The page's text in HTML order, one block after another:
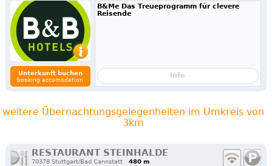
Unterkunft buchen
booking accomodation
B&Me Das Treueprogramm für clevere
Reisende
Info
weitere Übernachtungsgelegenheiten im Umkreis von
3km
RESTAURANT STEINHALDE
70378 Stuttgart/Bad Cannstatt 480 m